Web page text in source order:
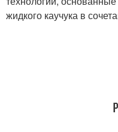
жидкого каучука в